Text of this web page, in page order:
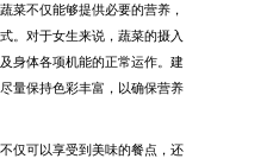
菜不仅能够提供必要的营养，
。对于女生来说，蔬菜的摄入
身体各项机能的正常运作。建
量保持色彩丰富，以确保营养
仅可以享受到美味的餐点，还